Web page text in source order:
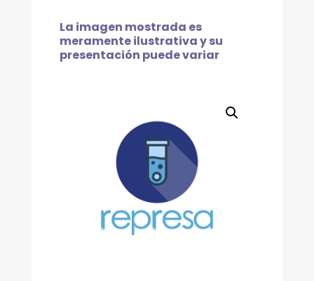
La imagen mostrada es
meramente ilustrativa y su
presentación puede variar